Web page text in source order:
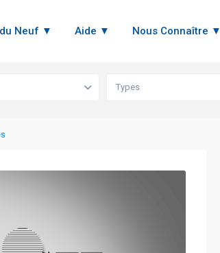
Neuf ▼ Aide ▼ Nous Connaître ▼
Types